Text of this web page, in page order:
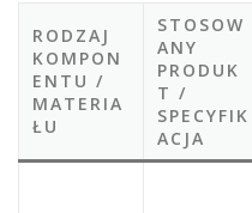
RODZAJ
KOMPON
ENTU /
MATERIA
ŁU
STOSOW
ANY
PRODUK
T /
SPECYFIK
ACJA